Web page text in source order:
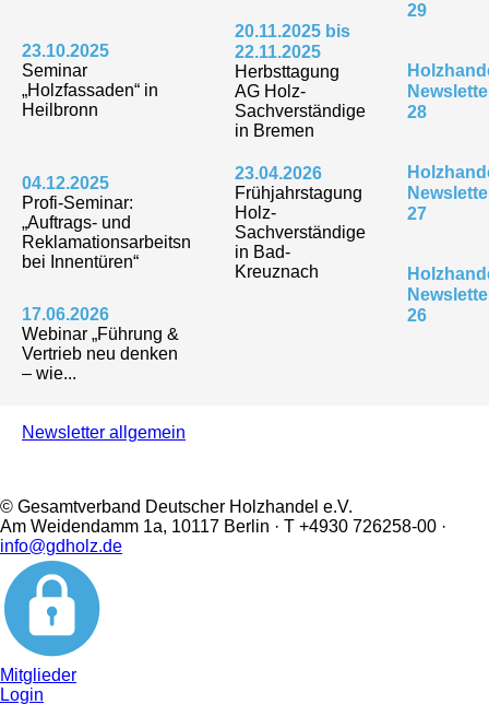
23.10.2025
Seminar
„Holzfassaden“ in
Heilbronn
20.11.2025 bis
22.11.2025
Herbsttagung
AG Holz-
Sachverständige
in Bremen
04.12.2025
Profi-Seminar:
„Auftrags- und
Reklamationsarbeitsn
bei Innentüren“
23.04.2026
Frühjahrstagung
Holz-
Sachverständige
in Bad-
Kreuznach
17.06.2026
Webinar „Führung &
Vertrieb neu denken
– wie...
29
28
27
26
Newsletter allgemein
© Gesamtverband Deutscher Holzhandel e.V.
Am Weidendamm 1a, 10117 Berlin · T +4930 726258-00 ·
info@gdholz.de
Mitglieder
Login